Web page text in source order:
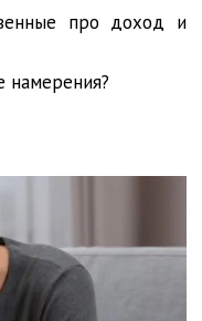
про доход и
намерения?